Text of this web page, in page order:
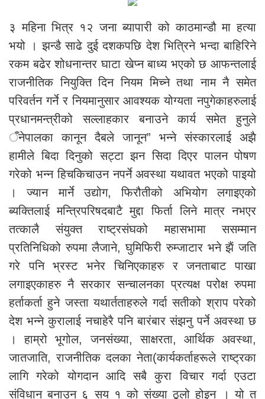
३ महिना भित्र १२ जना ब्यापारी को काठमान्डौ मा हत्या
भयो । झन्डै साढे दुई दशकपछि देश भित्रिने भन्दा बाहिरिने
रकम बढेर शोधनान्तर घाटा खेप्न बाध्य भएको छ आफन्तलाई
राजनीतिक नियुक्ति दिन नियम मिच्ने तथा नाम नै समेत
परिवर्तन गर्ने र नियमानुसार आवश्यक योग्यता नपुगेकाहरुलाई
प्रधानमन्त्रीको सल्लाहकार बनाउने कार्य समेत हुनुले
ँनेपालका कानून दैबले जानून” भन्ने संस्कारलाई अझै
हामीले बिदा दिनुको सट्टा झन सिदा दिएर पालन पोषण
गरेको भन्न हिचकिचाउन नपर्ने अवस्था यथावत भएको पाइयो
। ज्यान मार्ने उद्योग, फिरौतीको अभियोग लगाइएको
ब्यक्तिलाई मन्त्रिपरिषदबाटै मुद्दा फिर्ता लिने मात्र नभएर
तत्कालै संयुक्त राष्ट्रसंघको महासभामा ससम्मान
प्रतिनिधिको रुपमा लैजाने, घुमिफिरी रुम्जाटार भने झैं जति
गरे पनि भ्रस्ट भनेर चिनिएकाहरु र जनताबाट पाखा
लगाइएकाहरु नै सरकार सन्चालनका प्रत्यक्ष परोक्ष रुपमा
हर्ताकर्ता हुने जस्ता यथार्तताहरुले गर्दा सतीको श्राप परेको
देश भन्ने कुरालाई नचाहेरै पनि बारंबार संझनु पर्ने अवस्था छ
। हाम्रो भूगोल, जनसंख्या, साक्षरता, आर्थिक अवस्था,
जातजाति, राजनीतिक दलका नेता(कार्यकर्ताहरूले राष्ट्रका
लागि गरेको योगदान आदि सबै कुरा विचार गर्दा एउटा
संविधान बनाउन ६ सय १ को संख्या ठूलो होइन । यो त